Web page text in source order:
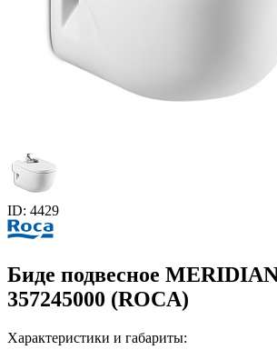
ID: 4429
Биде подвесное
357245000 (ROCA)
Характеристики и габариты: